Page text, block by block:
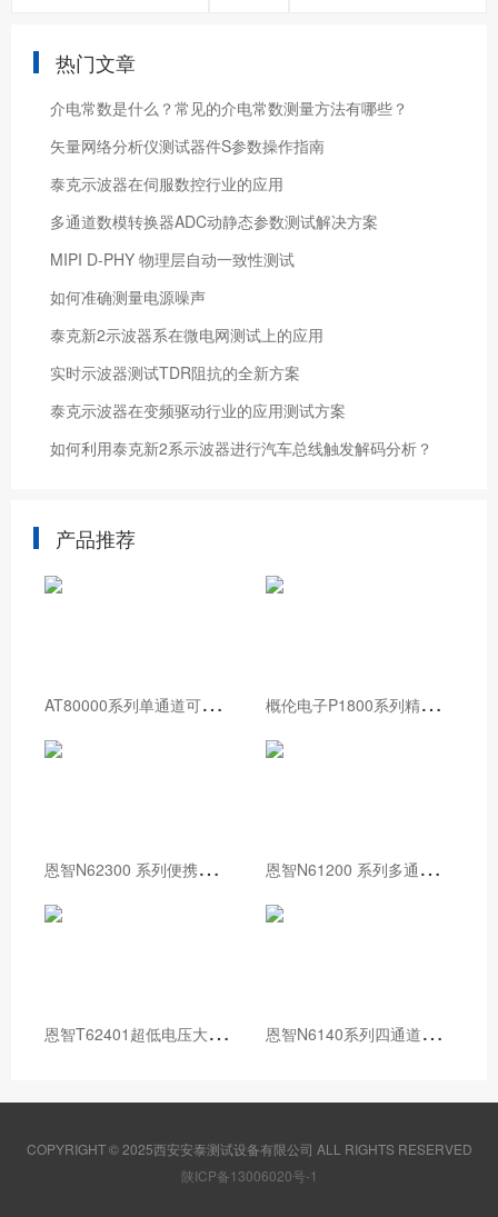
热门文章
介电常数是什么？常见的介电常数测量方法有哪些？
矢量网络分析仪测试器件S参数操作指南
泰克示波器在伺服数控行业的应用
​多通道数模转换器ADC动静态参数测试解决方案
MIPI D-PHY 物理层自动一致性测试
如何准确测量电源噪声
泰克新2示波器系在微电网测试上的应用
实时示波器测试TDR阻抗的全新方案
泰克示波器在变频驱动行业的应用测试方案
如何利用泰克新2系示波器进行汽车总线触发解码分析？
产品推荐
A
T80000系列单通道可编程电子负载 概
伦电子P1800系列精密源测量单元
恩
智N62300 系列便携式直流电子负载 恩
智N61200 系列多通道直流电子负载
恩
智T62401超低电压大电流直流电子负载 恩
智N6140系列四通道多功能直流电子负载
COPYRIGHT © 2025西安安泰测试设备有限公司 ALL RIGHTS RESERVED
陕ICP备13006020号-1